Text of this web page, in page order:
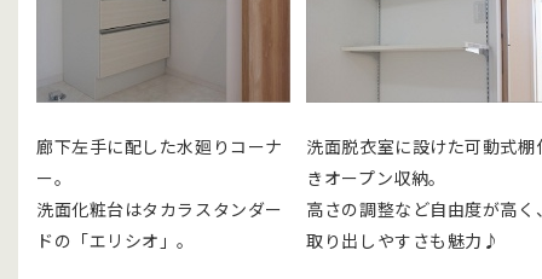
廊下左手に配した水廻りコーナ
ー。
洗面化粧台はタカラスタンダー
ドの「エリシオ」。
洗面脱衣室に設けた可動式棚
きオープン収納。
高さの調整など自由度が高く
取り出しやすさも魅力♪